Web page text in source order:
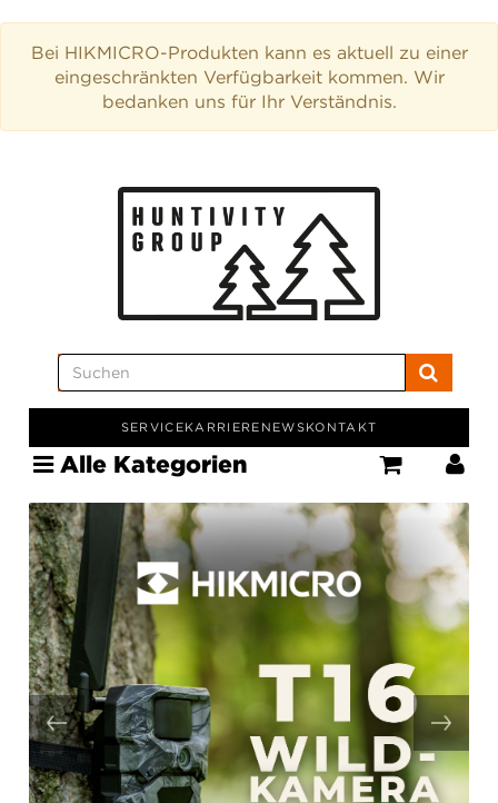
Bei HIKMICRO-Produkten kann es aktuell zu einer
eingeschränkten Verfügbarkeit kommen. Wir
bedanken uns für Ihr Verständnis.
SERVICEKARRIERE NEWSKONTAKT
Alle Kategorien